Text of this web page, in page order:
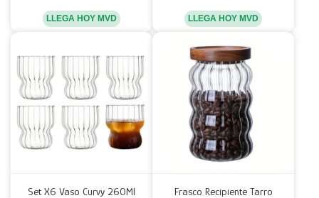
LLEGA HOY MVD LLEGA HOY MVD
Set X6 Vaso Curvy 260Ml
Frasco Recipiente Tarro